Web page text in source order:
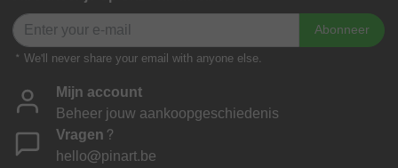
Abonneer
* We'll never share your email with anyone else.
Mijn account
Beheer jouw aankoopgeschiedenis
Vragen?
hello@pinart.be